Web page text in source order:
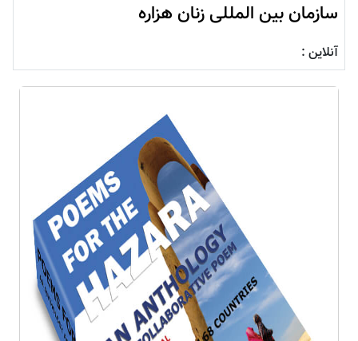
سازمان بین المللی زنان هزاره
آنلاین :